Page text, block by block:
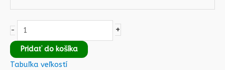
- +
Pridať do košíka
Tabuľka veľkostí